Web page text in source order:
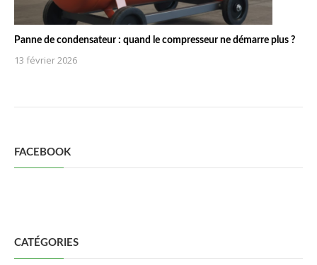
Panne de condensateur : quand le compresseur ne démarre plus ?
13 février 2026
FACEBOOK
CATÉGORIES